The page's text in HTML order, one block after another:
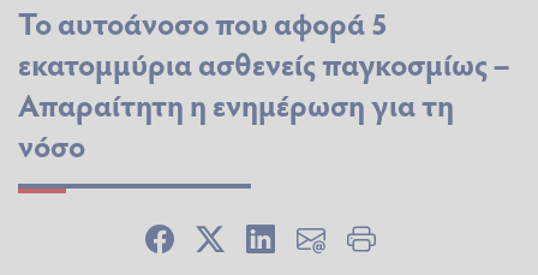
Το αυτοάνοσο που αφορά 5
εκατομμύρια ασθενείς παγκοσμίως –
Απαραίτητη η ενημέρωση για τη
νόσο